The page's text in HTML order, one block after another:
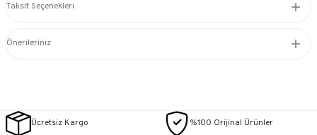
Taksit Seçenekleri
Önerileriniz
Ücretsiz Kargo %100 Orijinal Ürünler